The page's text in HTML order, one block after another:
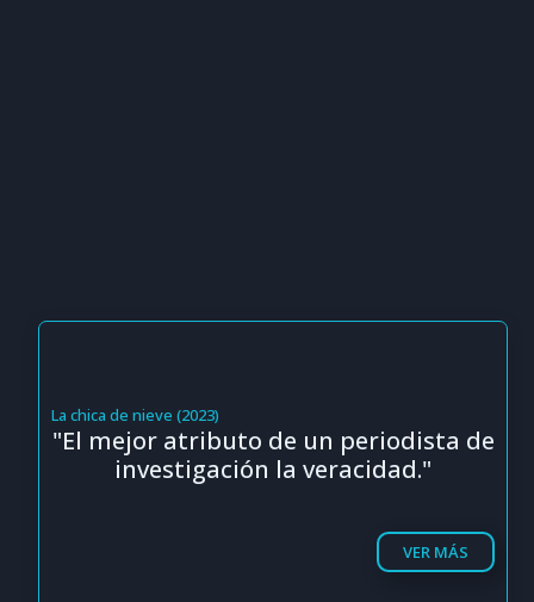
La chica de nieve (2023)
"El mejor atributo de un periodista de
investigación la veracidad."
VER MÁS